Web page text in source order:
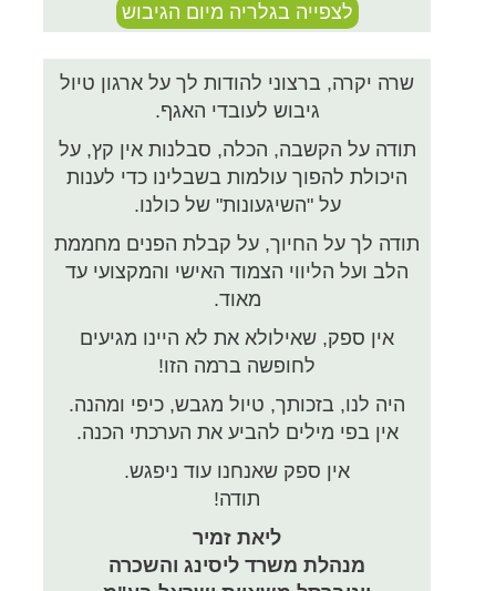
לצפייה בגלריה מיום הגיבוש
שרה יקרה, ברצוני להודות לך על ארגון טיול
גיבוש לעובדי האגף.
תודה על הקשבה, הכלה, סבלנות אין קץ, על
היכולת להפוך עולמות בשבלינו כדי לענות
על "השיגעונות" של כולנו.
תודה לך על החיוך, על קבלת הפנים מחממת
הלב ועל הליווי הצמוד האישי והמקצועי עד
מאוד.
אין ספק, שאילולא את לא היינו מגיעים
לחופשה ברמה הזו!
היה לנו, בזכותך, טיול מגבש, כיפי ומהנה.
אין בפי מילים להביע את הערכתי הכנה.
אין ספק שאנחנו עוד ניפגש.
תודה!
ליאת זמיר
מנהלת משרד ליסינג והשכרה